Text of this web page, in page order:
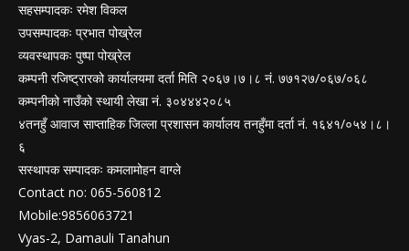
सहसम्पादकः रमेश विकल
उपसम्पादकः प्रभात पोख्रेल
व्यवस्थापकः पुष्पा पोख्रेल
कम्पनी रजिष्ट्रारको कार्यालयमा दर्ता मिति २०६७।७।८ नं. ७७१२७/०६७/०६८
कम्पनीको नाउँको स्थायी लेखा नं. ३०४४४२०८५
४तनहुँ आवाज साप्ताहिक जिल्ला प्रशासन कार्यालय तनहुँमा दर्ता नं. १६४१/०५४।८।
६
सस्थापक सम्पादकः कमलामोहन वाग्ले
Contact no: 065-560812
Mobile:9856063721
Vyas-2, Damauli Tanahun